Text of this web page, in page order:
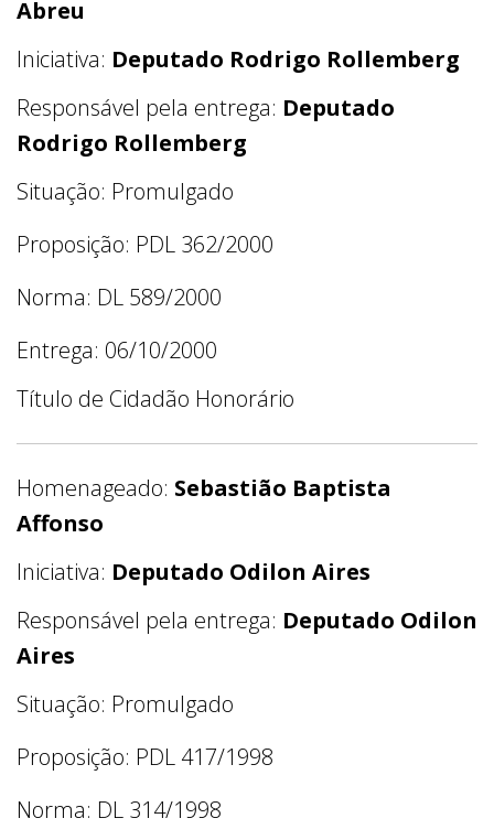
Abreu
Iniciativa: Deputado Rodrigo Rollemberg
Responsável pela entrega: Deputado
Rodrigo Rollemberg
Situação: Promulgado
Proposição: PDL 362/2000
Norma: DL 589/2000
Entrega: 06/10/2000
Título de Cidadão Honorário
Homenageado: Sebastião Baptista
Affonso
Iniciativa: Deputado Odilon Aires
Responsável pela entrega: Deputado Odilon
Aires
Situação: Promulgado
Proposição: PDL 417/1998
Norma: DL 314/1998